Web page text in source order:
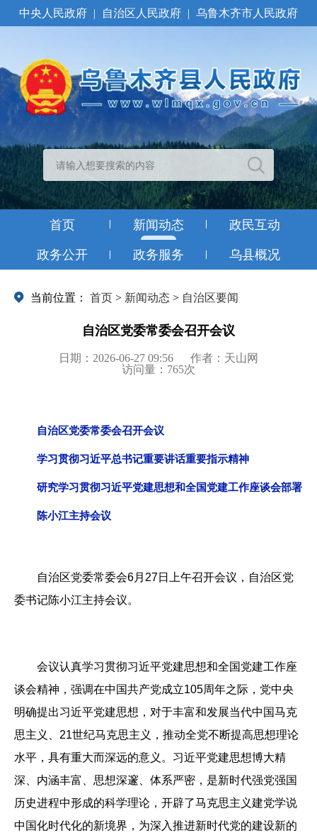
中央人民政府 | 自治区人民政府 | 乌鲁木齐市人民政府
首页 新闻动态 政民互动
政务公开 政务服务 乌县概况
当前位置： 首页 > 新闻动态 > 自治区要闻
自治区党委常委会召开会议
日期：2026-06-27 09:56
作者：天山网
访问量： 765次
自治区党委常委会召开会议
学习贯彻习近平总书记重要讲话重要指示精神
研究学习贯彻习近平党建思想和全国党建工作座谈会部署
陈小江主持会议
自治区党委常委会6月27日上午召开会议，自治区党
委书记陈小江主持会议。
会议认真学习贯彻习近平党建思想和全国党建工作座
谈会精神，强调在中国共产党成立105周年之际，党中央
明确提出习近平党建思想，对于丰富和发展当代中国马克
思主义、21世纪马克思主义，推动全党不断提高思想理论
水平，具有重大而深远的意义。习近平党建思想博大精
深、内涵丰富、思想深邃、体系严密，是新时代强党强国
历史进程中形成的科学理论，开辟了马克思主义建党学说
中国化时代化的新境界，为深入推进新时代党的建设新的